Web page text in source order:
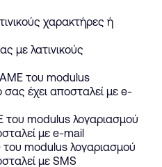
χαρακτήρες ή
με λατινικούς
του modulus
σας έχει αποσταλεί με e-
του modulus λογαριασμού
με e-mail
του modulus λογαριασμού
με SMS